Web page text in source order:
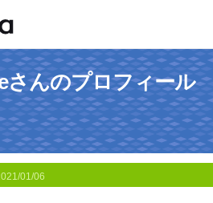
さんのプロフィール
01/06